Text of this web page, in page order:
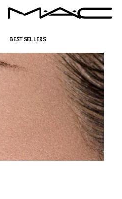
BEST SELLERS